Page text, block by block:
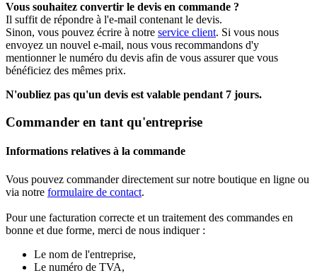
Vous souhaitez convertir le devis en commande ?
Il suffit de répondre à l'e-mail contenant le devis.
Sinon, vous pouvez écrire à notre service client. Si vous nous
envoyez un nouvel e-mail, nous vous recommandons d'y
mentionner le numéro du devis afin de vous assurer que vous
bénéficiez des mêmes prix.
N'oubliez pas qu'un devis est valable pendant 7 jours.
Commander en tant qu'entreprise
Informations relatives à la commande
Vous pouvez commander directement sur notre boutique en ligne ou
via notre formulaire de contact.
Pour une facturation correcte et un traitement des commandes en
bonne et due forme, merci de nous indiquer :
Le nom de l'entreprise,
Le numéro de TVA,